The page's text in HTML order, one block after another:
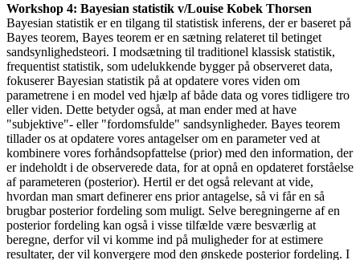
Workshop 4: Bayesian statistik v/Louise Kobek Thorsen
Bayesian statistik er en tilgang til statistisk inferens, der er baseret på
Bayes teorem, Bayes teorem er en sætning relateret til betinget
sandsynlighedsteori. I modsætning til traditionel klassisk statistik,
frequentist statistik, som udelukkende bygger på observeret data,
fokuserer Bayesian statistik på at opdatere vores viden om
parametrene i en model ved hjælp af både data og vores tidligere tro
eller viden. Dette betyder også, at man ender med at have
"subjektive"- eller "fordomsfulde" sandsynligheder. Bayes teorem
tillader os at opdatere vores antagelser om en parameter ved at
kombinere vores forhåndsopfattelse (prior) med den information, der
er indeholdt i de observerede data, for at opnå en opdateret forståelse
af parameteren (posterior). Hertil er det også relevant at vide,
hvordan man smart definerer ens prior antagelse, så vi får en så
brugbar posterior fordeling som muligt. Selve beregningerne af en
posterior fordeling kan også i visse tilfælde være besværlig at
beregne, derfor vil vi komme ind på muligheder for at estimere
resultater, der vil konvergere mod den ønskede posterior fordeling. I